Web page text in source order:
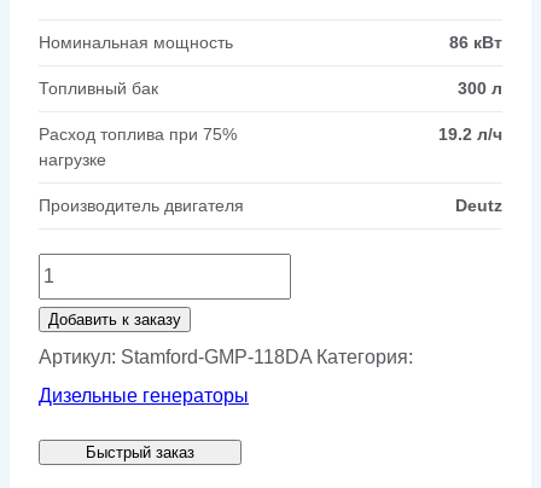
Номинальная мощность 86 кВт
Топливный бак 300 л
Расход топлива при 75%
нагрузке
19.2 л/ч
Производитель двигателя Deutz
Количество
товара
Генератор
Stamford
118DA
Добавить к заказу
Артикул: Stamford-GMP-118DA Категория:
Дизельные генераторы
Быстрый заказ